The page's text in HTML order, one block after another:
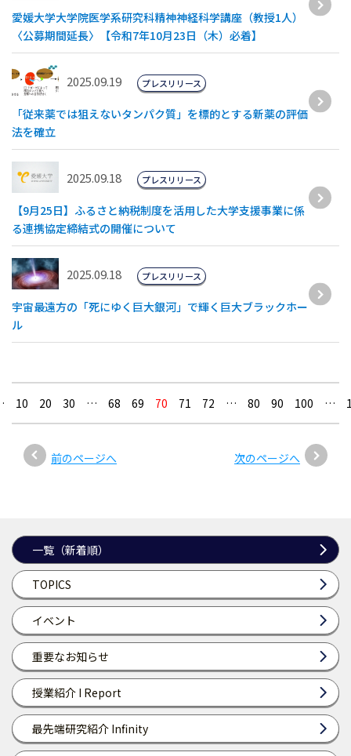
一覧（新着順）
TOPICS
イベント
重要なお知らせ
授業紹介 I Report
最先端研究紹介 Infinity
愛媛大学大学院医学系研究科精神神経科学講座（教授1人）
〈公募期間延長〉【令和7年10月23日（木）必着】
2025.09.19
「従来薬では狙えないタンパク質」を標的とする新薬の評価
法を確立
プレスリリース
2025.09.18
【9月25日】ふるさと納税制度を活用した大学支援事業に係
る連携協定締結式の開催について
プレスリリース
2025.09.18
宇宙最遠方の「死にゆく巨大銀河」で輝く巨大ブラックホー
ル
プレスリリース
前のページへ
10 20 30 … 68 69 70 71 72 … 80 90 100 …
次のページへ